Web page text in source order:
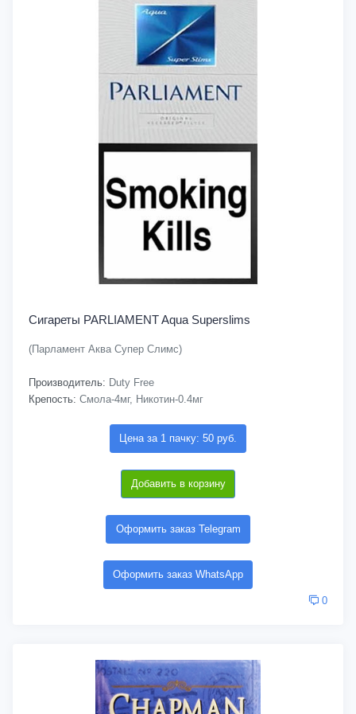
Сигареты PARLIAMENT Aqua Superslims
(Парламент Аква Супер Слимс)
Производитель: Duty Free
Крепость: Смола-4мг, Никотин-0.4мг
Цена за 1 пачку: 50 руб.
Добавить в корзину
Оформить заказ Telegram
Оформить заказ WhatsApp
0